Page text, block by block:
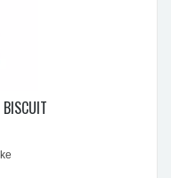
BISCUIT